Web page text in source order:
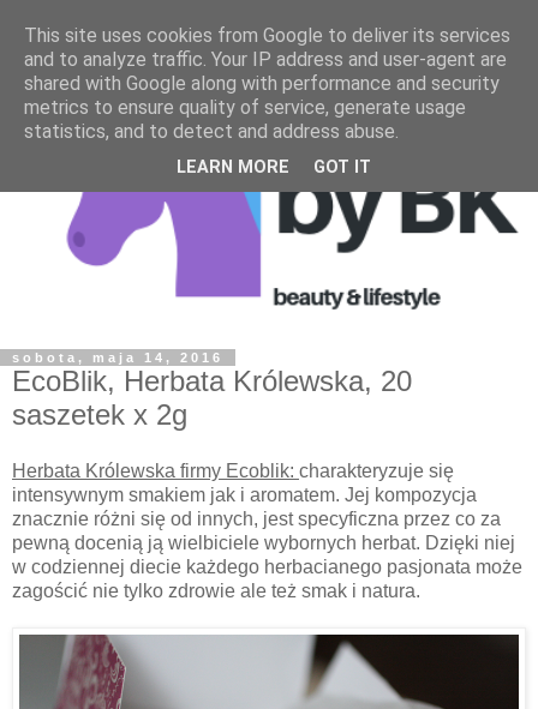
sobota, maja 14, 2016
EcoBlik, Herbata Królewska, 20
saszetek x 2g
Herbata Królewska firmy Ecoblik: charakteryzuje się
intensywnym smakiem jak i aromatem. Jej kompozycja
znacznie różni się od innych, jest specyficzna przez co za
pewną docenią ją wielbiciele wybornych herbat. Dzięki niej
w codziennej diecie każdego herbacianego pasjonata może
zagościć nie tylko zdrowie ale też smak i natura.
This site uses cookies from Google to deliver its services
and to analyze traffic. Your IP address and user-agent are
shared with Google along with performance and security
metrics to ensure quality of service, generate usage
statistics, and to detect and address abuse.
LEARN MORE GOT IT